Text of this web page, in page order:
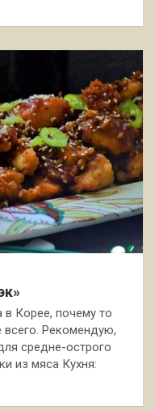
в Корее, почему то
Рекомендую,
средне-острого
из мяса Кухня: